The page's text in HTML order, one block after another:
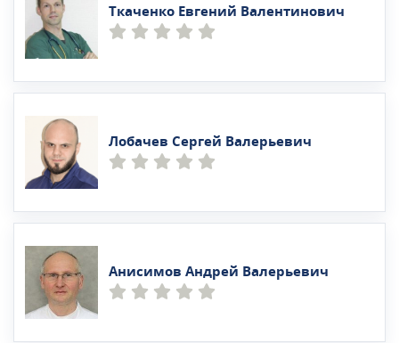
Ткаченко Евгений Валентинович
Лобачев Сергей Валерьевич
Анисимов Андрей Валерьевич